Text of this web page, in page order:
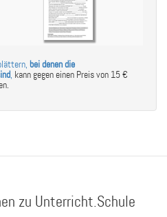
bei denen die
, kann gegen einen Preis von 15 €
zu Unterricht.Schule